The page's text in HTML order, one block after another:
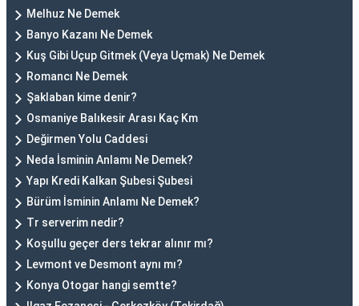
Melhuz Ne Demek
Banyo Kazanı Ne Demek
Kuş Gibi Uçup Gitmek (Veya Uçmak) Ne Demek
Romancı Ne Demek
Şaklaban kime denir?
Osmaniye Balıkesir Arası Kaç Km
Değirmen Yolu Caddesi
Neda İsminin Anlamı Ne Demek?
Yapı Kredi Kalkan Şubesi Şubesi
Bürüm İsminin Anlamı Ne Demek?
Tr serverim nedir?
Koşullu geçer ders tekrar alınır mı?
Levmont ve Desmont aynı mı?
Konya Otogar hangi semtte?